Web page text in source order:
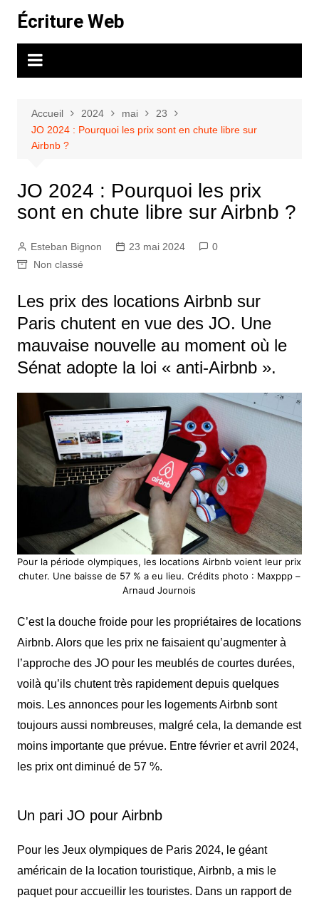
contenu
Écriture Web
Accueil 2024 mai
23
JO 2024 : Pourquoi les prix sont en chute libre sur
Airbnb ?
JO 2024 : Pourquoi les prix
sont en chute libre sur Airbnb ?
Esteban Bignon 23 mai 2024
0
Non classé
Les prix des locations Airbnb sur
Paris chutent en vue des JO. Une
mauvaise nouvelle au moment où le
Sénat adopte la loi « anti-Airbnb ».
Pour la période olympiques, les locations Airbnb voient leur prix
chuter. Une baisse de 57 % a eu lieu. Crédits photo : Maxppp –
Arnaud Journois
C’est la douche froide pour les propriétaires de locations
Airbnb. Alors que les prix ne faisaient qu’augmenter à
l’approche des JO pour les meublés de courtes durées,
voilà qu’ils chutent très rapidement depuis quelques
mois. Les annonces pour les logements Airbnb sont
toujours aussi nombreuses, malgré cela, la demande est
moins importante que prévue. Entre février et avril 2024,
les prix ont diminué de 57 %.
Un pari JO pour Airbnb
Pour les Jeux olympiques de Paris 2024, le géant
américain de la location touristique, Airbnb, a mis le
paquet pour accueillir les touristes. Dans un rapport de